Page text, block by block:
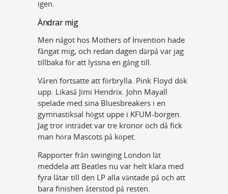
igen.
Ändrar mig
Men något hos Mothers of Invention hade
fångat mig, och redan dagen därpå var jag
tillbaka för att lyssna en gång till.
Våren fortsatte att förbrylla. Pink Floyd dök
upp. Likaså Jimi Hendrix. John Mayall
spelade med sina Bluesbreakers i en
gymnastiksal högst uppe i KFUM-borgen.
Jag tror inträdet var tre kronor och då fick
man höra Mascots på köpet.
Rapporter från swinging London lät
meddela att Beatles nu var helt klara med
fyra låtar till den LP alla väntade på och att
bara finishen återstod på resten.